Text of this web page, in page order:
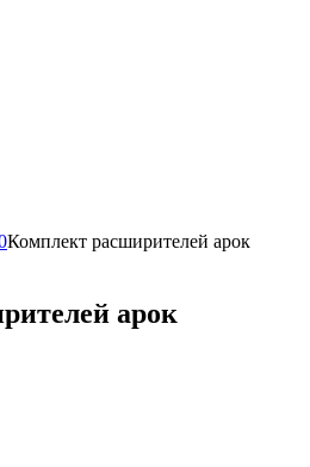
Комплект расширителей арок
арок